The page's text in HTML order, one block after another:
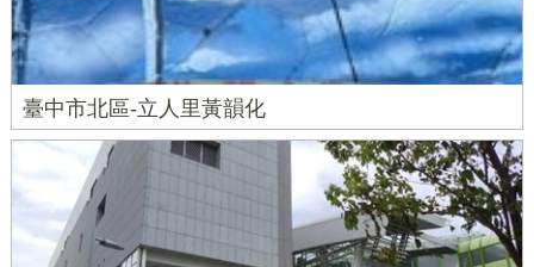
臺中市北區-立人里黃韻化